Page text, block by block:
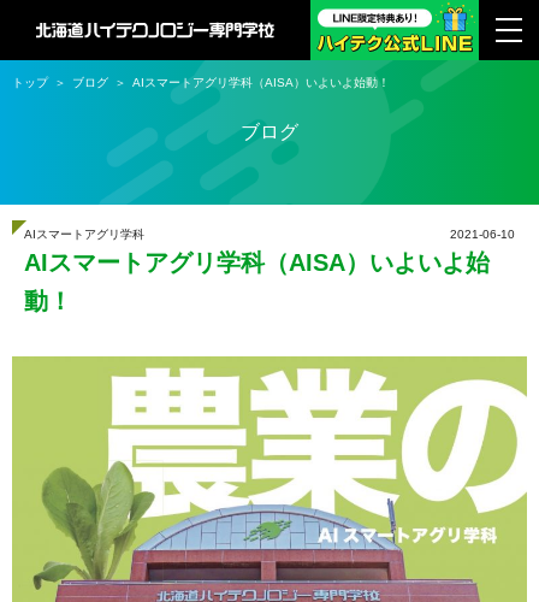
ブログ
トップ ブログ AIスマートアグリ学科（AISA）いよいよ始動！
2021-06-10
AIスマートアグリ学科
AIスマートアグリ学科（AISA）いよいよ始
動！